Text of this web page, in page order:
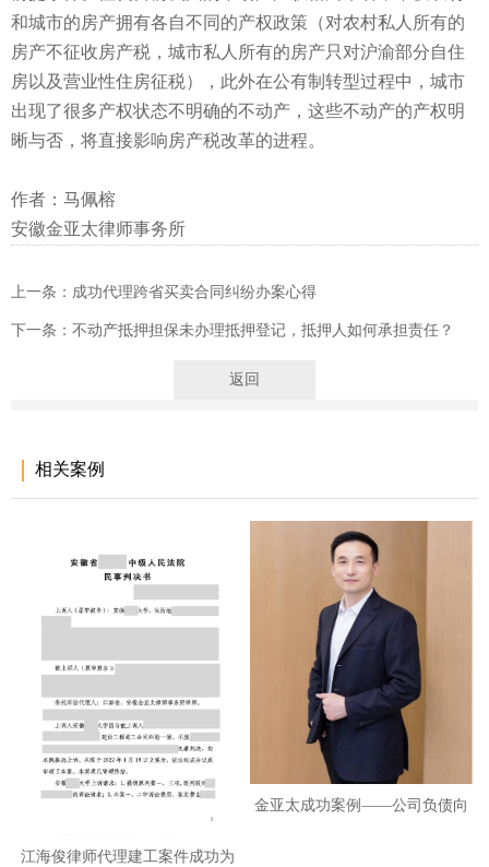
和城市的房产拥有各自不同的产权政策（对农村私人所有的
房产不征收房产税，城市私人所有的房产只对沪渝部分自住
房以及营业性住房征税），此外在公有制转型过程中，城市
出现了很多产权状态不明确的不动产，这些不动产的产权明
晰与否，将直接影响房产税改革的进程。
作者：马佩榕
安徽金亚太律师事务所
上一条：成功代理跨省买卖合同纠纷办案心得
下一条：不动产抵押担保未办理抵押登记，抵押人如何承担责任？
返回
相关案例
江海俊律师代理建工案件成功为
金亚太成功案例——公司负债向